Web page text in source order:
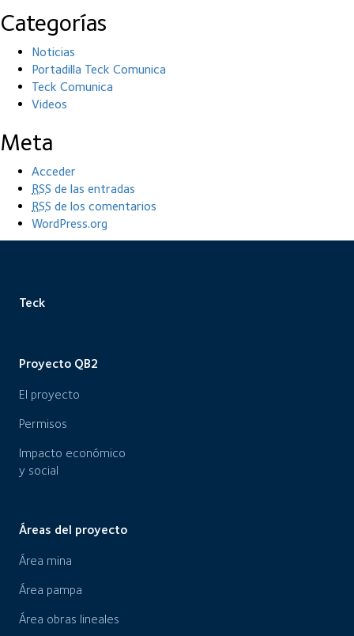
Categorías
Noticias
Portadilla Teck Comunica
Teck Comunica
Videos
Meta
Acceder
RSS de las entradas
RSS de los comentarios
WordPress.org
Teck
Proyecto QB2
El proyecto
Permisos
Impacto económico
y social
Áreas del proyecto
Área mina
Área pampa
Área obras lineales